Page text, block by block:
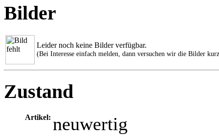
Bilder
Leider noch keine Bilder verfügbar.
(Bei Interesse einfach melden, dann versuchen wir die Bilder
Zustand
Artikel: neuwertig